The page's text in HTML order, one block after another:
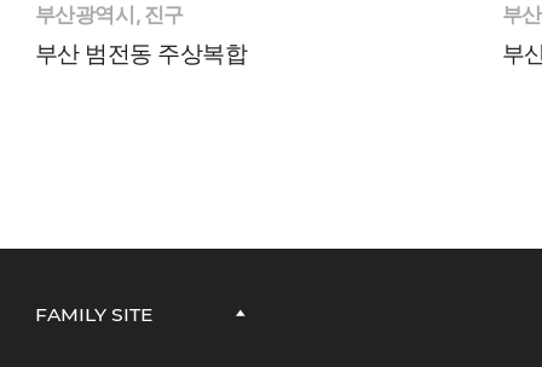
부산광역시, 진구
부산 범전동 주상복합
부
부
FAMILY SITE